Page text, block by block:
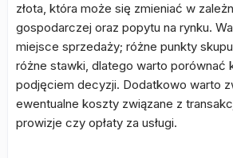
złota, która może się zmieniać w
gospodarczej oraz popytu na rynku.
miejsce sprzedaży; różne punkty
różne stawki, dlatego warto porównać
podjęciem decyzji. Dodatkowo warto
ewentualne koszty związane z
prowizje czy opłaty za usługi.